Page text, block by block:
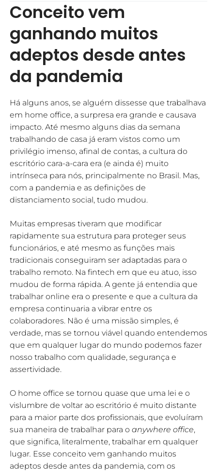
Conceito vem
ganhando muitos
adeptos desde antes
da pandemia
Há alguns anos, se alguém dissesse que trabalhava
em home office, a surpresa era grande e causava
impacto. Até mesmo alguns dias da semana
trabalhando de casa já eram vistos como um
privilégio imenso, afinal de contas, a cultura do
escritório cara-a-cara era (e ainda é) muito
intrínseca para nós, principalmente no Brasil. Mas,
com a pandemia e as definições de
distanciamento social, tudo mudou.
Muitas empresas tiveram que modificar
rapidamente sua estrutura para proteger seus
funcionários, e até mesmo as funções mais
tradicionais conseguiram ser adaptadas para o
trabalho remoto. Na fintech em que eu atuo, isso
mudou de forma rápida. A gente já entendia que
trabalhar online era o presente e que a cultura da
empresa continuaria a vibrar entre os
colaboradores. Não é uma missão simples, é
verdade, mas se tornou viável quando entendemos
que em qualquer lugar do mundo podemos fazer
nosso trabalho com qualidade, segurança e
assertividade.
O home office se tornou quase que uma lei e o
vislumbre de voltar ao escritório é muito distante
para a maior parte dos profissionais, que evoluíram
sua maneira de trabalhar para o anywhere office,
que significa, literalmente, trabalhar em qualquer
lugar. Esse conceito vem ganhando muitos
adeptos desde antes da pandemia, com os